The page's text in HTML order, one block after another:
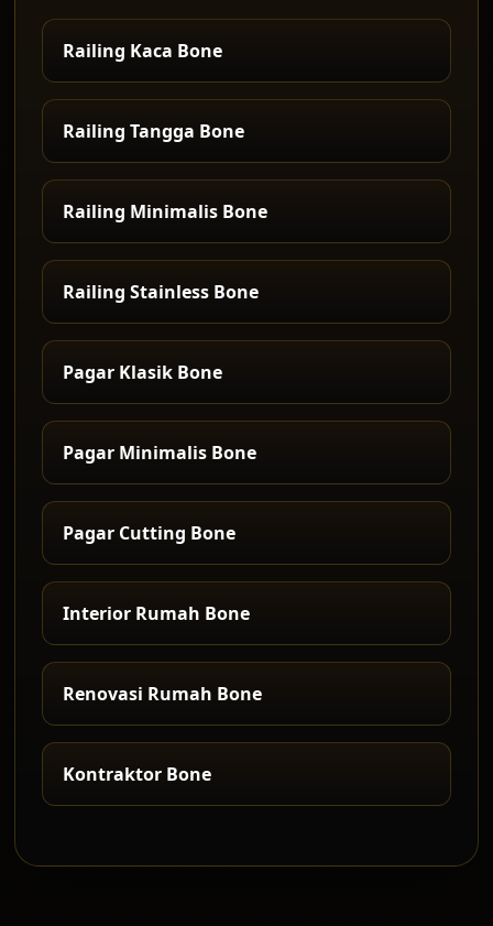
Railing Kaca Bone
Railing Tangga Bone
Railing Minimalis Bone
Railing Stainless Bone
Pagar Klasik Bone
Pagar Minimalis Bone
Pagar Cutting Bone
Interior Rumah Bone
Renovasi Rumah Bone
Kontraktor Bone